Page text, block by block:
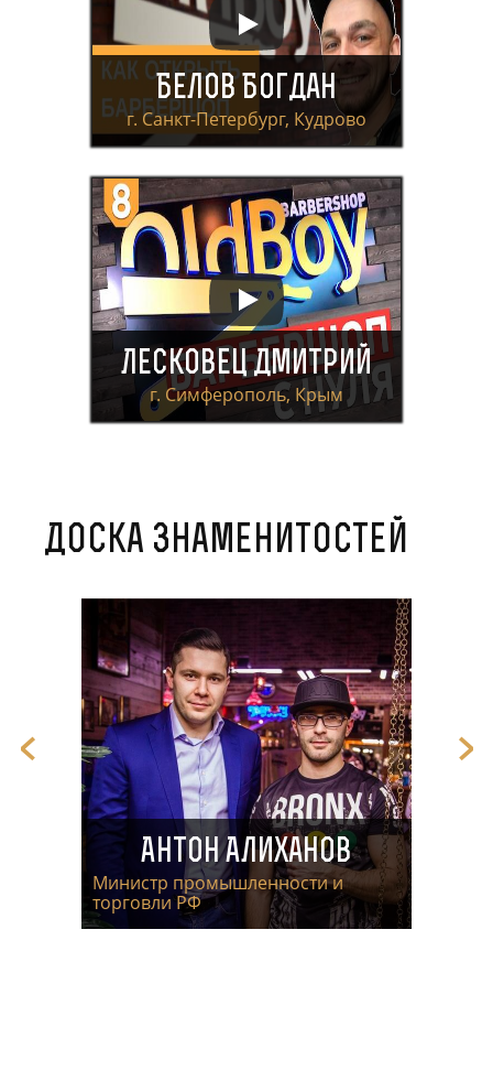
Белов Богдан
г. Санкт-Петербург, Кудрово
Лесковец Дмитрий
г. Симферополь, Крым
Доска знаменитостей
Антон Алиханов
Министр промышленности и
торговли РФ